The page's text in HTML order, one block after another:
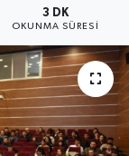
3 DK
OKUNMA SÜRESI